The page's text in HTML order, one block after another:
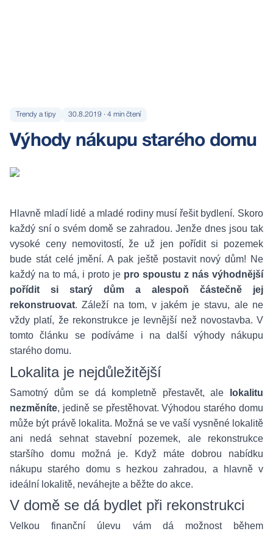
Trendy a tipy 30.8.2019 · 4 min čtení
Výhody nákupu starého domu
Hlavně mladí lidé a mladé rodiny musí řešit bydlení. Skoro
každý sní o svém domě se zahradou. Jenže dnes jsou tak
vysoké ceny nemovitostí, že už jen pořídit si pozemek
bude stát celé jmění. A pak ještě postavit nový dům! Ne
každý na to má, i proto je pro spoustu z nás výhodnější
pořídit si starý dům a alespoň částečně jej
rekonstruovat. Záleží na tom, v jakém je stavu, ale ne
vždy platí, že rekonstrukce je levnější než novostavba. V
tomto článku se podíváme i na další výhody nákupu
starého domu.
Lokalita je nejdůležitější
Samotný dům se dá kompletně přestavět, ale
lokalitu
nezměníte, jedině se přestěhovat. Výhodou starého domu
může být právě lokalita. Možná se ve vaší vysněné lokalitě
ani nedá sehnat stavební pozemek, ale rekonstrukce
staršího domu možná je. Když máte dobrou nabídku
nákupu starého domu s hezkou zahradou, a hlavně v
ideální lokalitě, neváhejte a běžte do akce.
V domě se dá bydlet při rekonstrukci
Velkou finanční úlevu vám dá možnost během